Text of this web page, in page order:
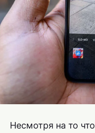
Несмотря на то